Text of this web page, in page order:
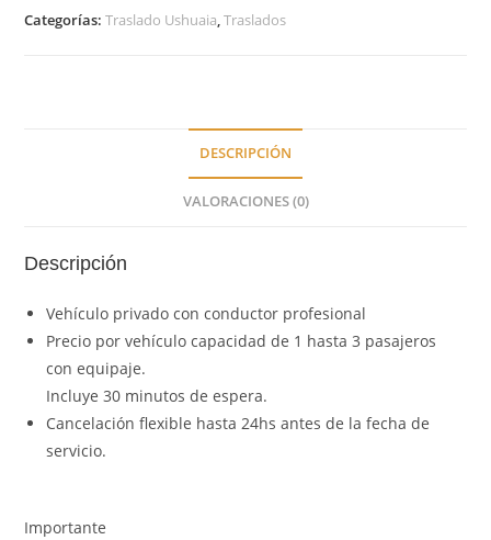
Categorías:Traslado Ushuaia,Traslados
DESCRIPCIÓN
VALORACIONES (0)
Descripción
Vehículo privado con conductor profesional
Precio por vehículo capacidad de 1 hasta 3 pasajeros
con equipaje.
Incluye 30 minutos de espera.
Cancelación flexible hasta 24hs antes de la fecha de
servicio.
Importante